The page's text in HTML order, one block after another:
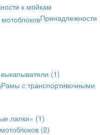
к мойкам
Принадлежности
(1)
Рамы с транспортивочными
лапки» (1)
(2)